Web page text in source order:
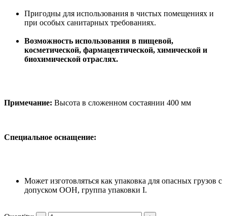
Пригодны для использования в чистых помещениях и
при особых санитарных требованиях.
Возможность использования в пищевой,
косметической, фармацевтической, химической и
биохимической отраслях.
Примечание: Высота в сложенном состаянии 400 мм
Специальное оснащение:
Может изготовляться как упаковка для опасных грузов с
допуском ООН, группа упаковки I.